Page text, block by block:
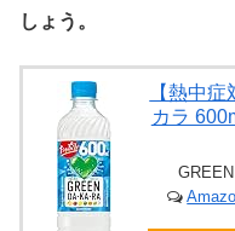
しょう。
【熱中
カラ